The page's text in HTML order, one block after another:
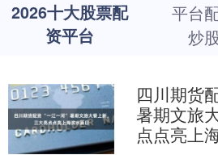
2026十大股票配
资平台
平台
炒
四川期货
暑期文旅
点点亮上